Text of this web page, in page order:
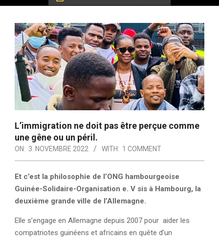
L’immigration ne doit pas être perçue comme
une gêne ou un péril.
ON: 3. NOVEMBRE 2022 WITH: 1 COMMENT
Et c’est la philosophie de l’ONG hambourgeoise
Guinée-Solidaire-Organisation e. V sis à Hambourg, la
deuxième grande ville de l’Allemagne.
Elle s’engage en Allemagne depuis 2007 pour aider les
compatriotes guinéens et africains en quête d’un